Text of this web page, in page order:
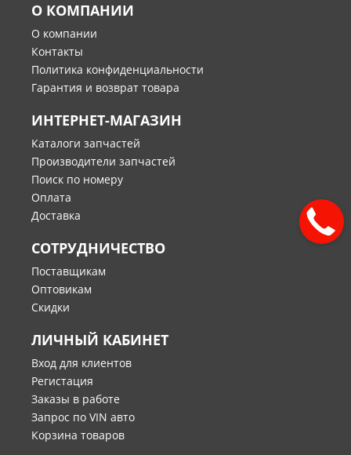
О КОМПАНИИ
О компании
Контакты
Политика конфиденциальности
Гарантия и возврат товара
ИНТЕРНЕТ-МАГАЗИН
Каталоги запчастей
Производители запчастей
Поиск по номеру
Оплата
Доставка
СОТРУДНИЧЕСТВО
Поставщикам
Оптовикам
Скидки
ЛИЧНЫЙ КАБИНЕТ
Вход для клиентов
Регистация
Заказы в работе
Запрос по VIN авто
Корзина товаров